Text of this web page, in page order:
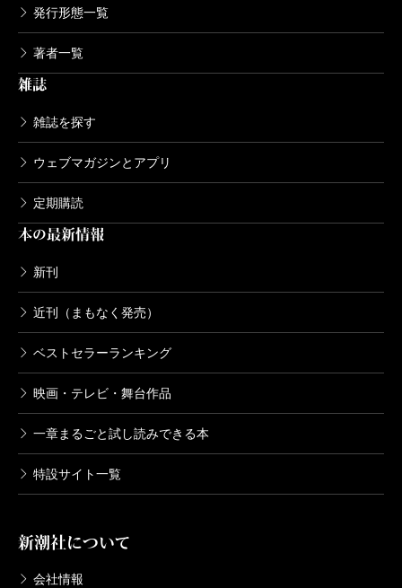
発行形態一覧
著者一覧
雑誌
雑誌を探す
ウェブマガジンとアプリ
定期購読
本の最新情報
新刊
近刊（まもなく発売）
ベストセラーランキング
映画・テレビ・舞台作品
一章まるごと試し読みできる本
特設サイト一覧
新潮社について
会社情報